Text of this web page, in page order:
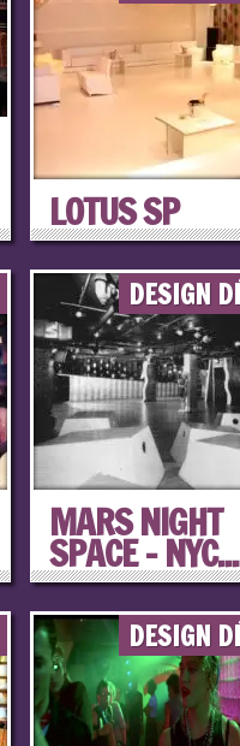
LOTUS SP
DESIGN
MARS NIGHT
SPACE – NYC...
DESIGN